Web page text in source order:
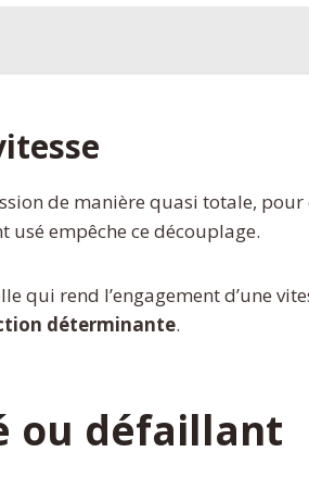
de manière quasi totale, pour
empêche ce découplage.
qui rend l’engagement d’une
déterminante.
ou défaillant